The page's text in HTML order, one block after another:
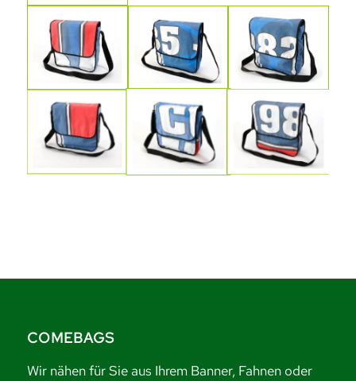
COMEBAGS
Wir nähen für Sie aus Ihrem Banner, Fahnen oder